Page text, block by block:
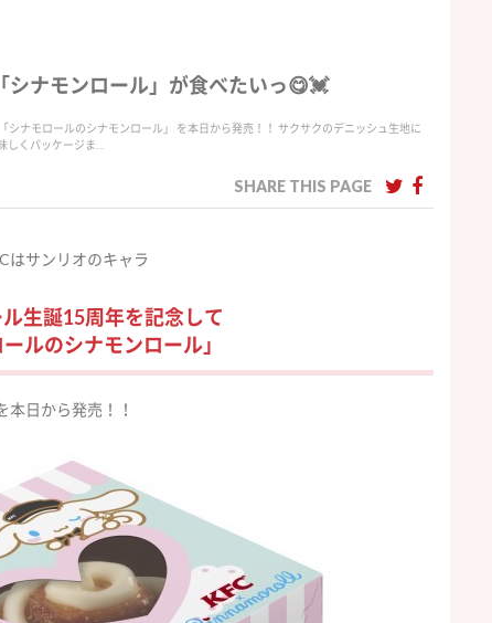
シナモンロール」が食べたいっ😋💓
ナモロールのシナモンロール」 を本日から発売！！ サクサクのデニッシュ生地に
しくパッケージま…
SHARE THIS PAGE
はサンリオのキャラ
生誕15周年を記念して
ールのシナモンロール」
本日から発売！！